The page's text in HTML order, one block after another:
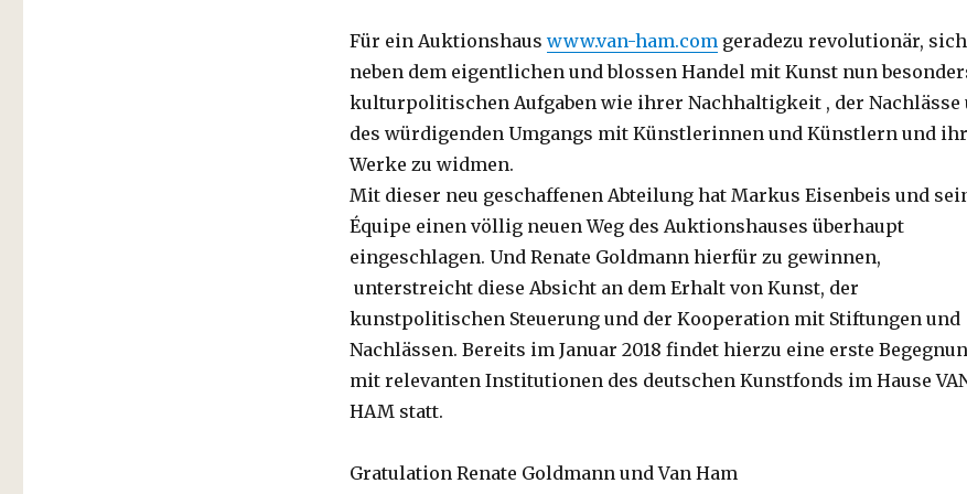
Für ein Auktionshaus www.van-ham.com geradezu revolutionär, sich
neben dem eigentlichen und blossen Handel mit Kunst nun
kulturpolitischen Aufgaben wie ihrer Nachhaltigkeit , der Nachlässe
des würdigenden Umgangs mit Künstlerinnen und Künstlern und
Werke zu widmen.
Mit dieser neu geschaffenen Abteilung hat Markus Eisenbeis und
Équipe einen völlig neuen Weg des Auktionshauses überhaupt
eingeschlagen. Und Renate Goldmann hierfür zu gewinnen,
unterstreicht diese Absicht an dem Erhalt von Kunst, der
kunstpolitischen Steuerung und der Kooperation mit Stiftungen und
Nachlässen. Bereits im Januar 2018 findet hierzu eine erste
mit relevanten Institutionen des deutschen Kunstfonds im Hause
HAM statt.
Gratulation Renate Goldmann und Van Ham